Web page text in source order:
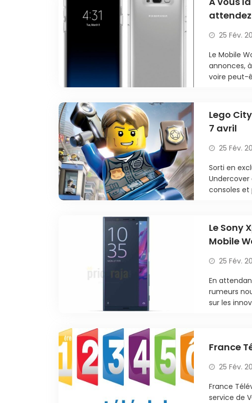
25 Fév.
Le Mobile
annonces,
voire peut-
Lego
7 avril
25 Fév.
Sorti en
consoles et
Le Sony
Mobile
25 Fév.
En
rumeurs
sur les
France
25 Fév.
France
service de